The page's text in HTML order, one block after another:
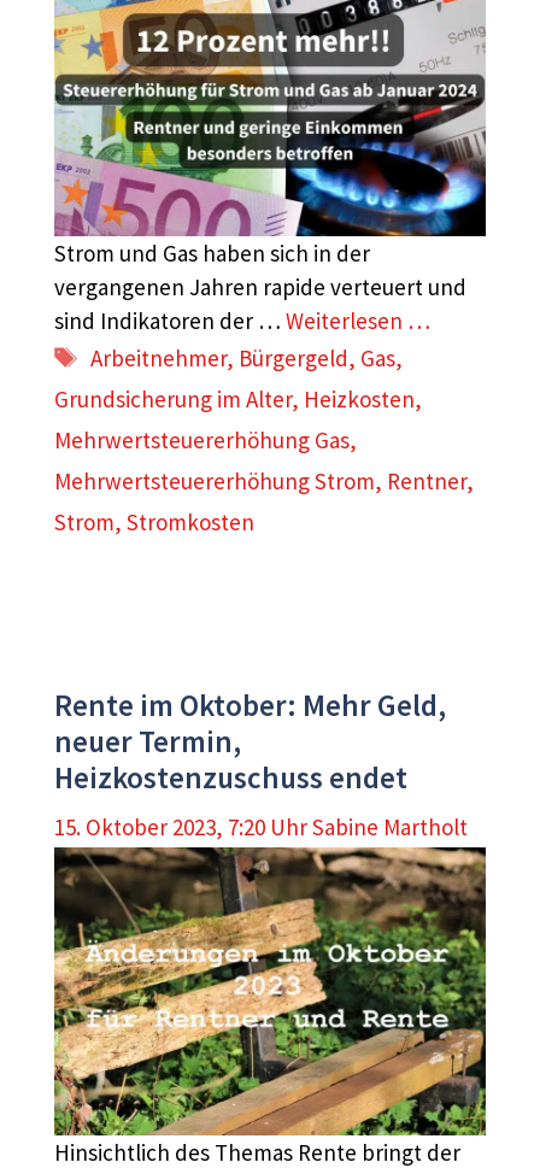
Strom und Gas haben sich in der
vergangenen Jahren rapide verteuert und
sind Indikatoren der … Weiterlesen …
Schlagwörter
Arbeitnehmer, Bürgergeld, Gas,
Grundsicherung im Alter, Heizkosten,
Mehrwertsteuererhöhung Gas,
Mehrwertsteuererhöhung Strom, Rentner,
Strom, Stromkosten
Rente im Oktober: Mehr Geld,
neuer Termin,
Heizkostenzuschuss endet
15. Oktober 2023, 7:20 UhrSabine Martholt
Hinsichtlich des Themas Rente bringt der